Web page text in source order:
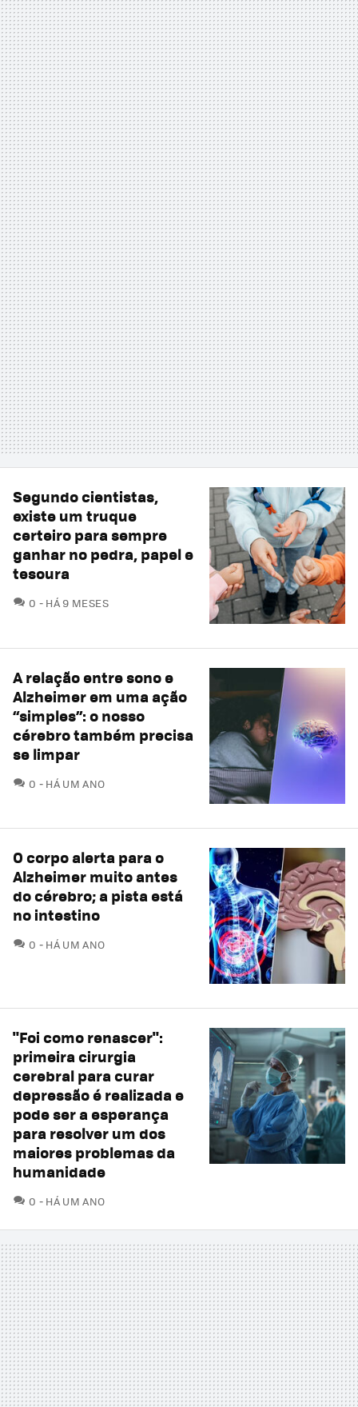
Segundo cientistas,
existe um truque
certeiro para sempre
ganhar no pedra, papel e
tesoura
0 COMENTÁRIOS
HÁ 9 MESES
A relação entre sono e
Alzheimer em uma ação
“simples”: o nosso
cérebro também precisa
se limpar
0 COMENTÁRIOS
HÁ UM ANO
O corpo alerta para o
Alzheimer muito antes
do cérebro; a pista está
no intestino
0 COMENTÁRIOS
HÁ UM ANO
"Foi como renascer":
primeira cirurgia
cerebral para curar
depressão é realizada e
pode ser a esperança
para resolver um dos
maiores problemas da
humanidade
0 COMENTÁRIOS
HÁ UM ANO